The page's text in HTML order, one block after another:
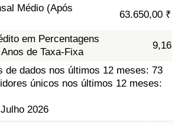
Médio (Após
63.650,00 ₹
em Percentagens
de Taxa-Fixa
9,16
de dados nos últimos 12 meses: 73
únicos nos últimos 12 meses:
2026
(Atual)
por País